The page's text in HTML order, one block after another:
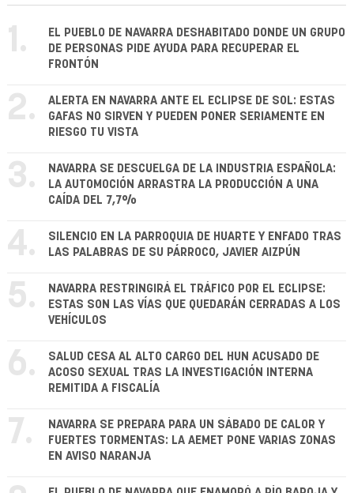
1.
EL PUEBLO DE NAVARRA DESHABITADO DONDE UN GRUPO
DE PERSONAS PIDE AYUDA PARA RECUPERAR EL
FRONTÓN
2.
ALERTA EN NAVARRA ANTE EL ECLIPSE DE SOL: ESTAS
GAFAS NO SIRVEN Y PUEDEN PONER SERIAMENTE EN
RIESGO TU VISTA
3.
NAVARRA SE DESCUELGA DE LA INDUSTRIA ESPAÑOLA:
LA AUTOMOCIÓN ARRASTRA LA PRODUCCIÓN A UNA
CAÍDA DEL 7,7%
4.
SILENCIO EN LA PARROQUIA DE HUARTE Y ENFADO TRAS
LAS PALABRAS DE SU PÁRROCO, JAVIER AIZPÚN
5.
NAVARRA RESTRINGIRÁ EL TRÁFICO POR EL ECLIPSE:
ESTAS SON LAS VÍAS QUE QUEDARÁN CERRADAS A LOS
VEHÍCULOS
6.
SALUD CESA AL ALTO CARGO DEL HUN ACUSADO DE
ACOSO SEXUAL TRAS LA INVESTIGACIÓN INTERNA
REMITIDA A FISCALÍA
7.
NAVARRA SE PREPARA PARA UN SÁBADO DE CALOR Y
FUERTES TORMENTAS: LA AEMET PONE VARIAS ZONAS
EN AVISO NARANJA